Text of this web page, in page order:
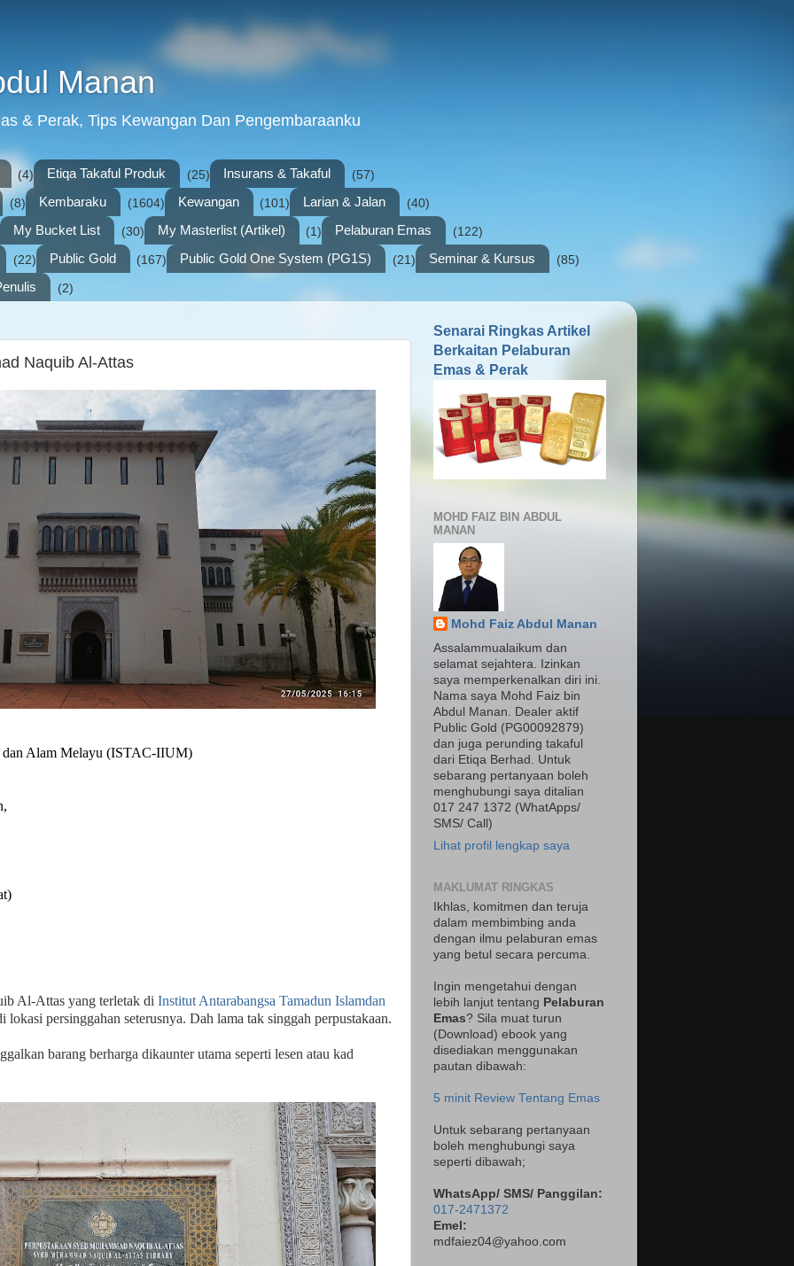
Manan
& Perak, Tips Kewangan Dan Pengembaraanku
(4) Etiqa Takaful Produk (25) Insurans & Takaful (57)
(8) Kembaraku (1604) Kewangan (101) Larian & Jalan (40)
My Bucket List (30) My Masterlist (Artikel) (1) Pelaburan Emas (122)
(22) Public Gold (167) Public Gold One System (PG1S) (21) Seminar & Kursus (85)
(2)
Naquib Al-Attas
dan Alam Melayu (ISTAC-IIUM)
Al-Attas yang terletak di Institut Antarabangsa Tamadun Islamdan
lokasi persinggahan seterusnya. Dah lama tak singgah perpustakaan.
barang berharga dikaunter utama seperti lesen atau kad
Senarai Ringkas Artikel
Berkaitan Pelaburan
Emas & Perak
MOHD FAIZ BIN ABDUL
MANAN
Mohd Faiz Abdul Manan
Assalammualaikum dan
selamat sejahtera. Izinkan
saya memperkenalkan diri ini.
Nama saya Mohd Faiz bin
Abdul Manan. Dealer aktif
Public Gold (PG00092879)
dan juga perunding takaful
dari Etiqa Berhad. Untuk
sebarang pertanyaan boleh
menghubungi saya ditalian
017 247 1372 (WhatApps/
SMS/ Call)
Lihat profil lengkap saya
MAKLUMAT RINGKAS
Ikhlas, komitmen dan teruja
dalam membimbing anda
dengan ilmu pelaburan emas
yang betul secara percuma.
Ingin mengetahui dengan
lebih lanjut tentang Pelaburan
Emas? Sila muat turun
(Download) ebook yang
disediakan menggunakan
pautan dibawah:
5 minit Review Tentang Emas
Untuk sebarang pertanyaan
boleh menghubungi saya
seperti dibawah;
WhatsApp/ SMS/ Panggilan:
017-2471372
Emel:
mdfaiez04@yahoo.com